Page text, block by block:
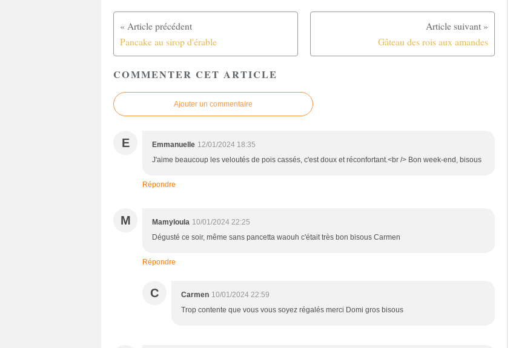
Pancake au sirop d'érable Gâteau des rois aux amandes
COMMENTER CET ARTICLE
Ajouter un commentaire
E Emmanuelle 12/01/2024 18:35
J'aime beaucoup les veloutés de pois cassés, c'est doux et réconfortant.<br /> Bon week-end, bisous
Répondre
M Mamyloula 10/01/2024 22:25
Dégusté ce soir, même sans pancetta waouh c'était très bon bisous Carmen
Répondre
C Carmen 10/01/2024 22:59
Trop contente que vous vous soyez régalés merci Domi gros bisous